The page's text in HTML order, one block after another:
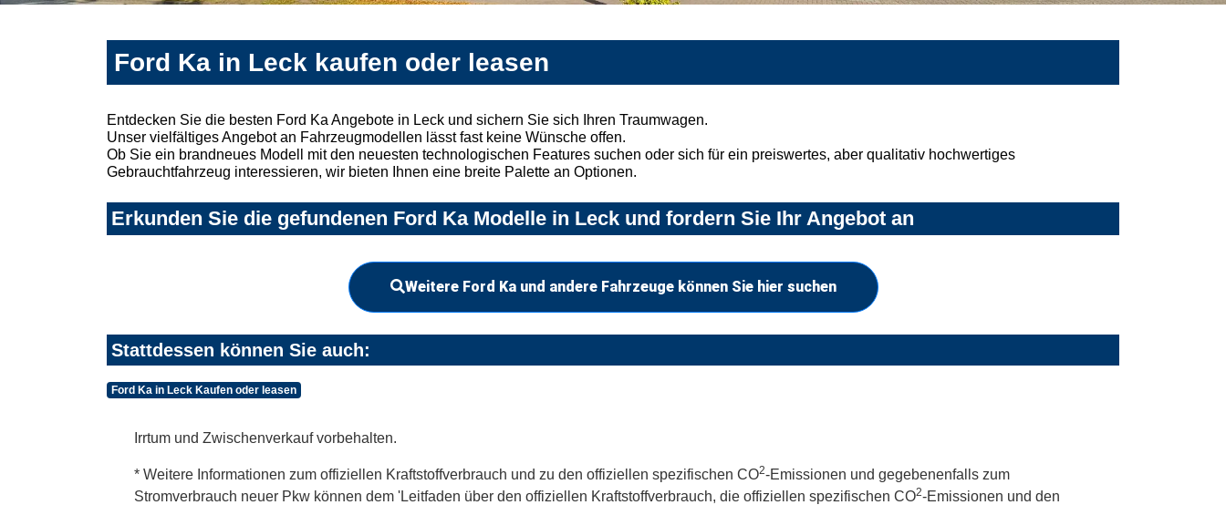
Ford Ka in Leck kaufen oder leasen
Entdecken Sie die besten Ford Ka Angebote in Leck und sichern Sie sich Ihren Traumwagen.
Unser vielfältiges Angebot an Fahrzeugmodellen lässt fast keine Wünsche offen.
Ob Sie ein brandneues Modell mit den neuesten technologischen Features suchen oder sich für ein preiswertes, aber qualitativ hochwertiges
Gebrauchtfahrzeug interessieren, wir bieten Ihnen eine breite Palette an Optionen.
Erkunden Sie die gefundenen Ford Ka Modelle in Leck und fordern Sie Ihr Angebot an
Weitere Ford Ka und andere Fahrzeuge können Sie hier suchen
Stattdessen können Sie auch:
Ford Ka in Leck Kaufen oder leasen
Irrtum und Zwischenverkauf vorbehalten.
* Weitere Informationen zum offiziellen Kraftstoffverbrauch und zu den offiziellen spezifischen CO2-Emissionen und gegebenenfalls zum
Stromverbrauch neuer Pkw können dem 'Leitfaden über den offiziellen Kraftstoffverbrauch, die offiziellen spezifischen CO2-Emissionen und den